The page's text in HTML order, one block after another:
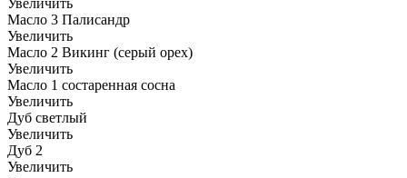
Увеличить
Масло 3 Палисандр
Увеличить
Масло 2 Викинг (серый орех)
Увеличить
Масло 1 состаренная сосна
Увеличить
Дуб светлый
Увеличить
Дуб 2
Увеличить